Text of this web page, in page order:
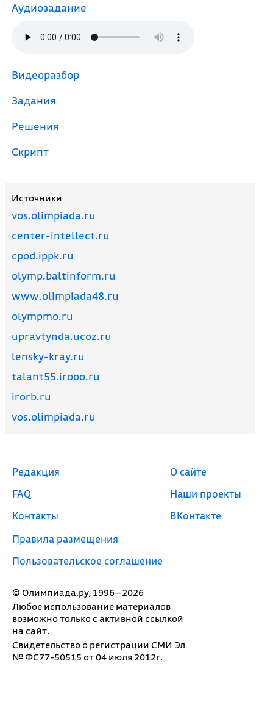
Аудиозадание
Видеоразбор
Задания
Решения
Скрипт
Источники
vos.olimpiada.ru
center-intellect.ru
cpod.ippk.ru
olymp.baltinform.ru
www.olimpiada48.ru
olympmo.ru
upravtynda.ucoz.ru
lensky-kray.ru
talant55.irooo.ru
irorb.ru
vos.olimpiada.ru
© Олимпиада.ру, 1996—2026
Любое использование материалов
возможно только с активной ссылкой
на сайт.
Свидетельство о регистрации СМИ Эл
№ ФС77-50515 от 04 июля 2012г.
Редакция
FAQ
Контакты
Правила размещения
Пользовательское соглашение
О сайте
Наши проекты
ВКонтакте